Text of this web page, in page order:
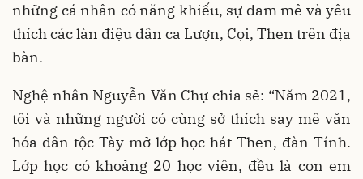
những cá nhân có năng khiếu, sự đam mê và yêu
thích các làn điệu dân ca Lượn, Cọi, Then trên địa
bàn.
Nghệ nhân Nguyễn Văn Chự chia sẻ: “Năm 2021,
tôi và những người có cùng sở thích say mê văn
hóa dân tộc Tày mở lớp học hát Then, đàn Tính.
Lớp học có khoảng 20 học viên, đều là con em